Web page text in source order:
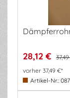
28,12 €
vorher 37,49 €*
Artikel-Nr.: